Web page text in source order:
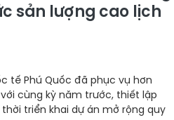
sản lượng cao lịch
tế Phú Quốc đã phục vụ hơn
cùng kỳ năm trước, thiết lập
triển khai dự án mở rộng quy